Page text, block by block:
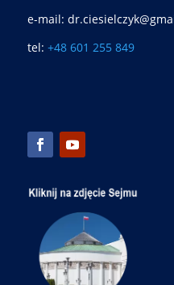
e-mail:
tel: +48 601 255 849